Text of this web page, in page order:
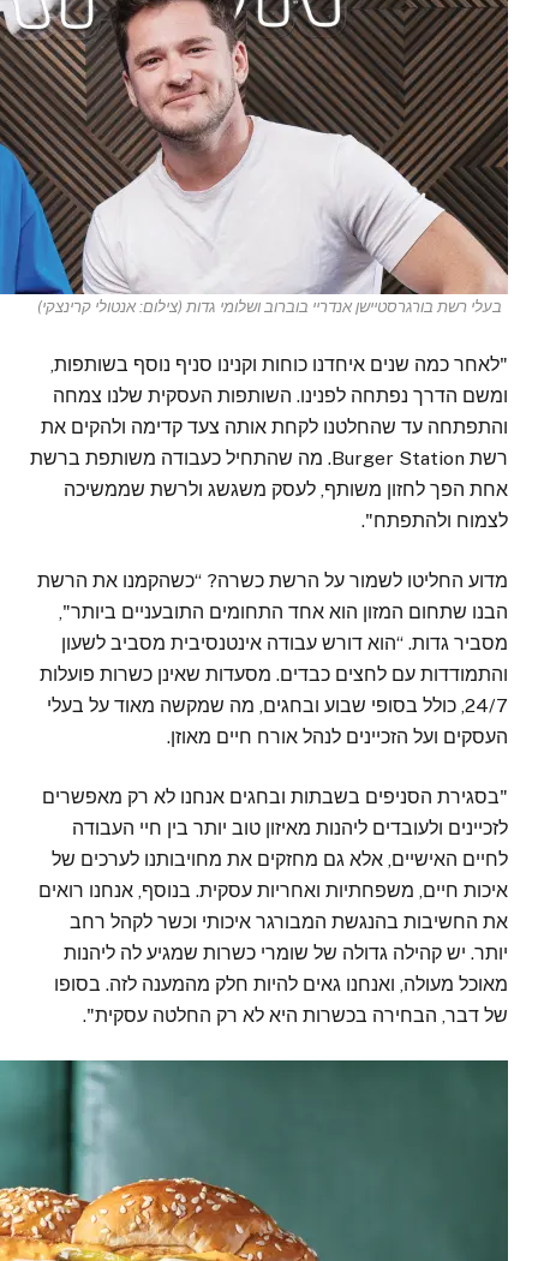
בעלי רשת בורגרסטיישן אנדריי בוברוב ושלומי גדות (צילום: אנטולי קרינצקי)
"לאחר כמה שנים איחדנו כוחות וקנינו סניף נוסף בשותפות,
ומשם הדרך נפתחה לפנינו. השותפות העסקית שלנו צמחה
והתפתחה עד שהחלטנו לקחת אותה צעד קדימה ולהקים את
רשת Burger Station. מה שהתחיל כעבודה משותפת ברשת
אחת הפך לחזון משותף, לעסק משגשג ולרשת שממשיכה
לצמוח ולהתפתח".
מדוע החליטו לשמור על הרשת כשרה? “כשהקמנו את הרשת
הבנו שתחום המזון הוא אחד התחומים התובעניים ביותר",
מסביר גדות. “הוא דורש עבודה אינטנסיבית מסביב לשעון
והתמודדות עם לחצים כבדים. מסעדות שאינן כשרות פועלות
24/7, כולל בסופי שבוע ובחגים, מה שמקשה מאוד על בעלי
העסקים ועל הזכיינים לנהל אורח חיים מאוזן.
"בסגירת הסניפים בשבתות ובחגים אנחנו לא רק מאפשרים
לזכיינים ולעובדים ליהנות מאיזון טוב יותר בין חיי העבודה
לחיים האישיים, אלא גם מחזקים את מחויבותנו לערכים של
איכות חיים, משפחתיות ואחריות עסקית. בנוסף, אנחנו רואים
את החשיבות בהנגשת המבורגר איכותי וכשר לקהל רחב
יותר. יש קהילה גדולה של שומרי כשרות שמגיע לה ליהנות
מאוכל מעולה, ואנחנו גאים להיות חלק מהמענה לזה. בסופו
של דבר, הבחירה בכשרות היא לא רק החלטה עסקית".